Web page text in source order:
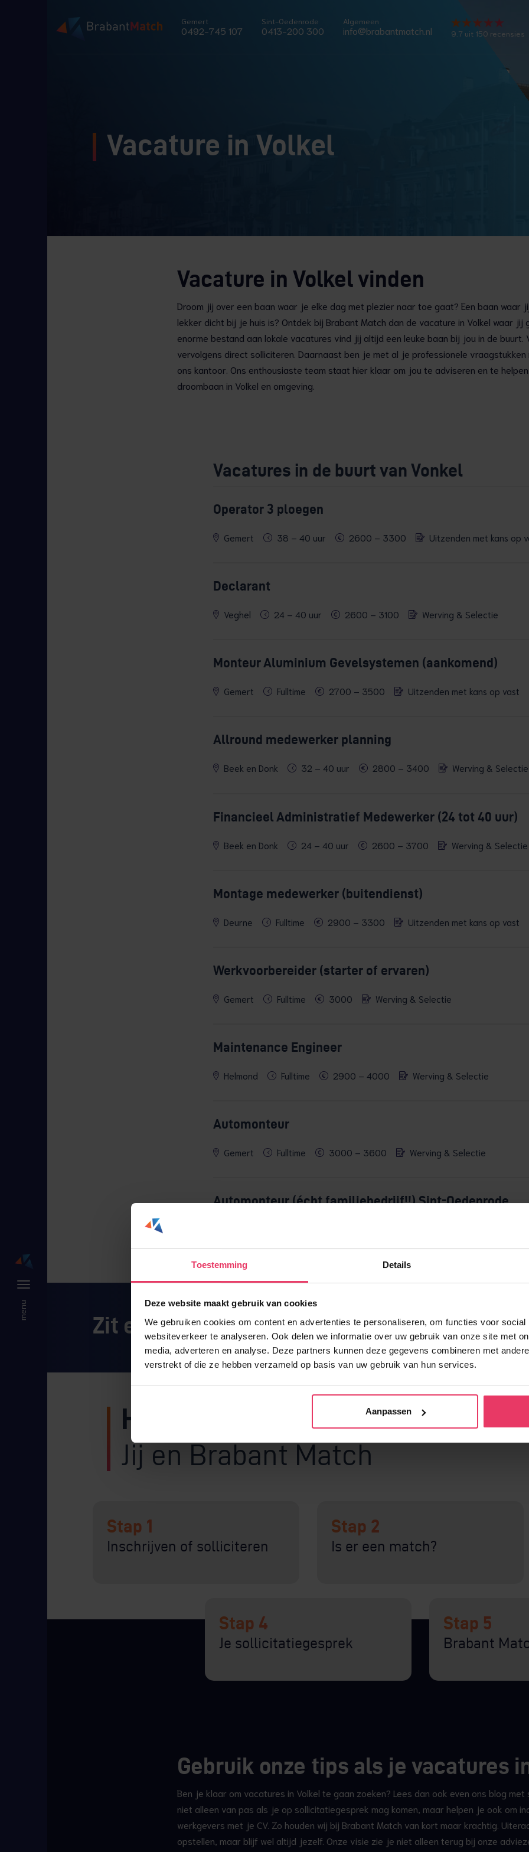
Toestemming Details
Deze website maakt gebruik van cookies
We gebruiken cookies om content en advertenties te personaliseren, om functies voor
websiteverkeer te analyseren. Ook delen we informatie over uw gebruik van onze site met
media, adverteren en analyse. Deze partners kunnen deze gegevens combineren met
verstrekt of die ze hebben verzameld op basis van uw gebruik van hun services.
Aanpassen
Gemert
0492-745 107
Sint-Oedenrode
0413-200 300
Algemeen
info@brabantmatch.nl 9.7 uit 150 recensies
Vacature in Volkel
Vacature in Volkel vinden
Droom jij over een baan waar je elke dag met plezier naar toe gaat? Een baan waar
lekker dicht bij je huis is? Ontdek bij Brabant Match dan de vacature in Volkel waar jij
enorme bestand aan lokale vacatures vind jij altijd een leuke baan bij jou in de buurt.
vervolgens direct solliciteren. Daarnaast ben je met al je professionele
ons kantoor. Ons enthousiaste team staat hier klaar om jou te adviseren en te
droombaan in Volkel en omgeving.
Vacatures in de buurt van Vonkel
Operator 3 ploegen
Gemert 38 – 40 uur 2600 – 3300 Uitzenden met kans op
Declarant
Veghel 24 – 40 uur 2600 – 3100 Werving & Selectie
Monteur Aluminium Gevelsystemen (aankomend)
Gemert Fulltime 2700 – 3500 Uitzenden met kans op vast
Allround medewerker planning
Beek en Donk 32 – 40 uur 2800 – 3400 Werving & Selectie
Financieel Administratief Medewerker (24 tot 40 uur)
Beek en Donk 24 – 40 uur 2600 – 3700 Werving & Selectie
Montage medewerker (buitendienst)
Deurne Fulltime 2900 – 3300 Uitzenden met kans op vast
Werkvoorbereider (starter of ervaren)
Gemert Fulltime 3000 Werving & Selectie
Maintenance Engineer
Helmond Fulltime 2900 – 4000 Werving & Selectie
Automonteur
Gemert Fulltime 3000 – 3600 Werving & Selectie
Automonteur (écht familiebedrijf!!) Sint-Oedenrode
Zit er iets voor jou tussen?
Het proces
Jij en Brabant Match
Stap 1
Inschrijven of solliciteren
Stap 2
Is er een match?
Stap 4
Je sollicitatiegesprek
Stap 5
Brabant
Gebruik onze tips als je vacatures
Ben je klaar om vacatures in Volkel te gaan zoeken? Lees dan ook even ons blog
niet alleen van pas als je op sollicitatiegesprek mag komen, maar helpen je ook om
werkgevers met je CV. Zo houden wij bij Brabant Match van kort maar krachtig.
opstellen, maar blijf wel altijd jezelf. Onze visie zie je niet alleen terug bij onze